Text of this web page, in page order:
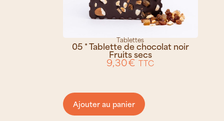
Tablettes
05 * Tablette de chocolat noir
Fruits secs
9,30€ TTC
Ajouter au panier